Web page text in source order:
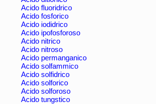
Acido fluoridrico
Acido fosforico
Acido iodidrico
Acido ipofosforoso
Acido nitrico
Acido nitroso
Acido permanganico
Acido solfammico
Acido solfidrico
Acido solforico
Acido solforoso
Acido tungstico